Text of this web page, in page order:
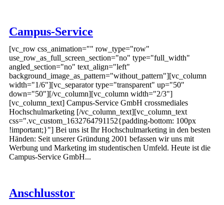
Campus-Service
[vc_row css_animation="" row_type="row"
use_row_as_full_screen_section="no" type="full_width"
angled_section="no" text_align="left"
background_image_as_pattern="without_pattern"][vc_column
width="1/6"][vc_separator type="transparent" up="50"
down="50"][/vc_column][vc_column width="2/3"]
[vc_column_text] Campus-Service GmbH crossmediales
Hochschulmarketing [/vc_column_text][vc_column_text
css=".vc_custom_1632764791152{padding-bottom: 100px
!important;}"] Bei uns ist Ihr Hochschulmarketing in den besten
Händen: Seit unserer Gründung 2001 befassen wir uns mit
Werbung und Marketing im studentischen Umfeld. Heute ist die
Campus-Service GmbH...
Anschlusstor